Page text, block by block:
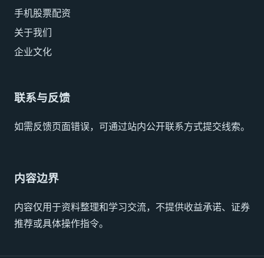
手机股票配资
关于我们
企业文化
联系与反馈
如需反馈页面错误，可通过站内公开联系方式提交线索。
内容边界
内容仅用于资料整理和学习交流，不提供收益承诺、证券
推荐或具体操作指令。